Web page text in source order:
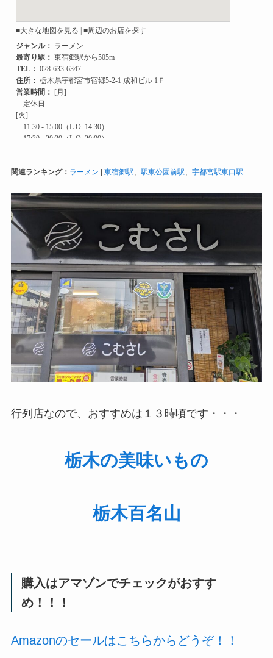
関連ランキング： ラーメン 東宿郷駅、駅東公園前駅、 宇都宮駅東口駅
行列店なので、おすすめは１３時頃です・・・
栃木の美味いもの
栃木百名山
購入はアマゾンでチェックがおすす
め！！！
Amazonのセールはこちらからどうぞ！！